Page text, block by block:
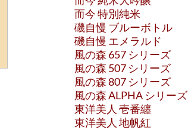
而今 特別純米
磯自慢 ブルーボトル
磯自慢 エメラルド
風の森 657 シリーズ
風の森 507 シリーズ
風の森 807 シリーズ
風の森 ALPHA シリーズ
東洋美人 壱番纏
東洋美人 地帆紅